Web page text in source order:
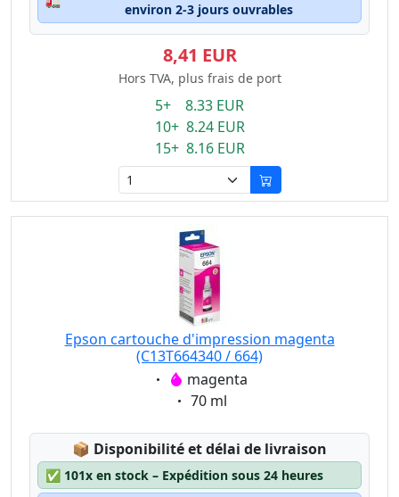
environ 2-3 jours ouvrables
8,41 EUR
Hors TVA, plus frais de port
5+ 8.33 EUR
10+ 8.24 EUR
15+ 8.16 EUR
Epson cartouche d'impression magenta
(C13T664340 / 664)
Eigenschaft:
magenta
Eigenschaft:
70 ml
📦 Lagerstatus:
Disponibilité et délai de livraison
✅ 101x en stock – Expédition sous 24 heures